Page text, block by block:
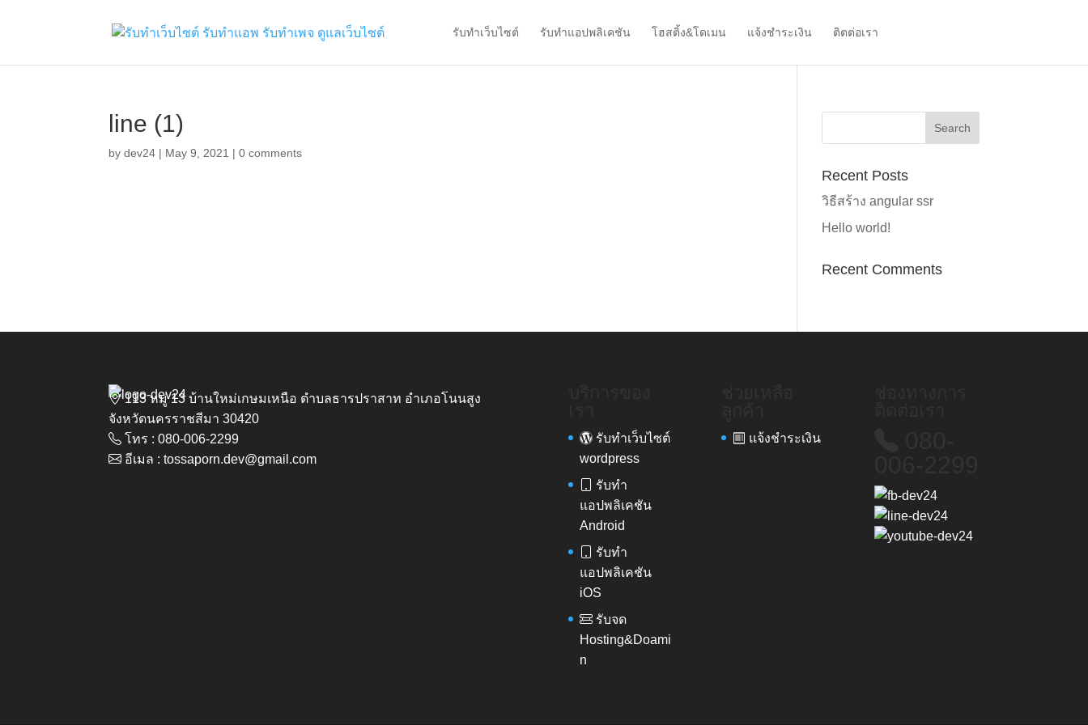
รับทำเว็บไซต์ รับทำแอปพลิเคชัน โฮสติ้ง&โดเมน แจ้งชำระเงิน ติตต่อเรา
line (1)
bydev24 | May 9, 2021 |0 comments
Recent Posts
วิธีสร้าง angular ssr
Hello world!
Recent Comments
113 หมู่ 13 บ้านใหม่เกษมเหนือ ตำบลธารปราสาท อำเภอโนนสูง
จังหวัดนครราชสีมา 30420
โทร : 080-006-2299
อีเมล : tossaporn.dev@gmail.com
รับทำเว็บไซต์
wordpress
รับทำ
แอปพลิเคชัน
Android
รับทำ
แอปพลิเคชัน
iOS
รับจด
Hosting&Doami
n
แจ้งชำระเงิน